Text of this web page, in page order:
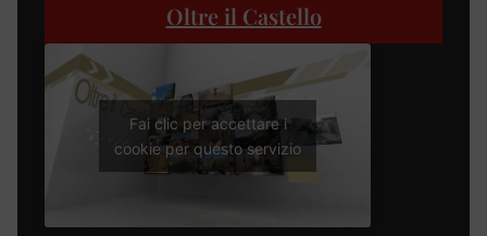
Oltre il Castello
Fai clic per accettare i
cookie per questo servizio